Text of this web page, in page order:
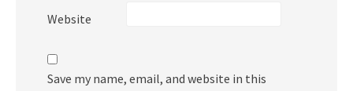
Website
Save my name, email, and website in this